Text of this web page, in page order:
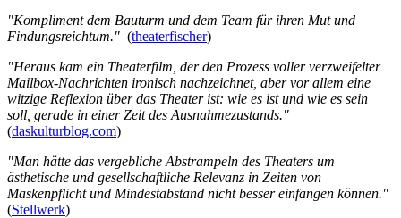
"Kompliment dem Bauturm und dem Team für ihren Mut und
Findungsreichtum." (theaterfischer)
"Heraus kam ein Theaterfilm, der den Prozess voller verzweifelter
Mailbox-Nachrichten ironisch nachzeichnet, aber vor allem eine
witzige Reflexion über das Theater ist: wie es ist und wie es sein
soll, gerade in einer Zeit des Ausnahmezustands."
(daskulturblog.com)
"Man hätte das vergebliche Abstrampeln des Theaters um
ästhetische und gesellschaftliche Relevanz in Zeiten von
Maskenpflicht und Mindestabstand nicht besser einfangen können."
(Stellwerk)